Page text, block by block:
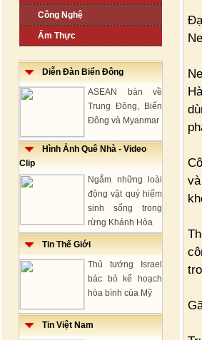
Công Nghệ
Ẩm Thực
Diễn Đàn Biển Đông
ASEAN bàn về
Trung Đông, Biển
Đông và Myanmar
Hình Ảnh Quê Nhà - Video
Clip
Ngắm những loài
động vật quý hiếm
sinh sống trong
rừng Khánh Hòa
Tin Thế Giới
Thủ tướng Israel
bác bỏ kế hoạch
hòa bình của Mỹ
Tin Việt Nam